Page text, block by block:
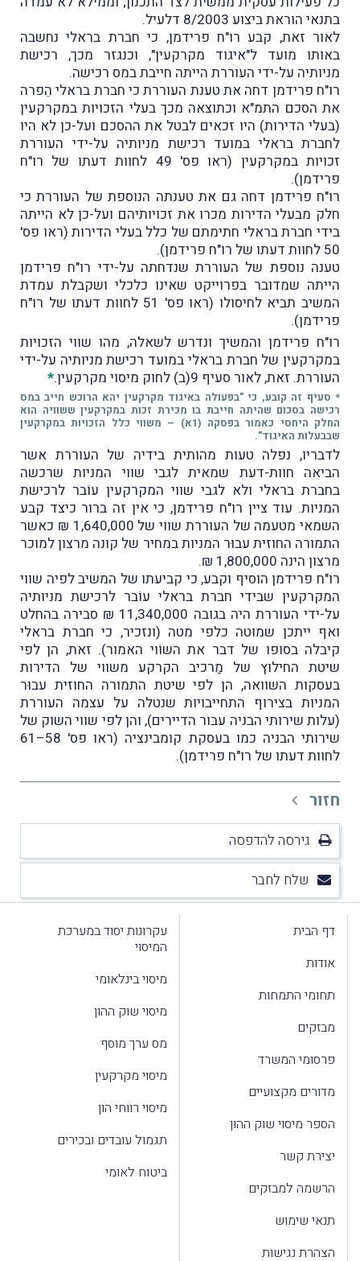
בתנאי הוראת ביצוע 8/2003 דלעיל.
לאור זאת, קבע רו"ח פרידמן, כי חברת בראלי נחשבה
באותו מועד ל"איגוד מקרקעין", וכנגזר מכך, רכישת
מניותיה על-ידי העוררת הייתה חייבת במס רכישה.
רו"ח פרידמן דחה את טענת העוררת כי חברת בראלי הֵפרה
את הסכם התמ"א וכתוצאה מכך בעלי הזכויות במקרקעין
(בעלי הדירות) היו זכאים לבטל את ההסכם ועל-כן לא היו
לחברת בראלי במועד רכישת מניותיה על-ידי העוררת
זכויות במקרקעין (ראו פס' 49 לחוות דעתו של רו"ח
פרידמן).
רו"ח פרידמן דחה גם את טענתה הנוספת של העוררת כי
חלק מבעלי הדירות מכרו את זכויותיהם ועל-כן לא הייתה
בידי חברת בראלי חתימתם של כלל בעלי הדירות (ראו פס'
50 לחוות דעתו של רו"ח פרידמן).
טענה נוספת של העוררת שנדחתה על-ידי רו"ח פרידמן
הייתה שמדובר בפרוייקט שאינו כלכלי ושקבלת עמדת
המשיב תביא לחיסולו (ראו פס' 51 לחוות דעתו של רו"ח
פרידמן).
רו"ח פרידמן והמשיך ונדרש לשאלה, מהו שווי הזכויות
במקרקעין של חברת בראלי במועד רכישת מניותיה על-ידי
העוררת. זאת, לאור סעיף 9(ב) לחוק מיסוי מקרקעין.
*
* סעיף זה קובע, כי "בפעולה באיגוד מקרקעין יהא הרוכש חייב במס
רכישה בסכום שהיתה חייבת בו מכירת זכות במקרקעין ששוויה הוא
החלק היחסי כאמור בפסקה (1א) – משווי כלל הזכויות במקרקעין
שבבעלות האיגוד".
לדבריו, נפלה טעות מהותית בידיה של העוררת אשר
הביאה חוות-דעת שמאית לגבי שווי המניות שרכשה
בחברת בראלי ולא לגבי שווי המקרקעין עוֹבר לרכישת
המניות. עוד ציין רו"ח פרידמן, כי אין זה ברור כיצד קבע
השמאי מטעמה של העוררת שווי של 1,640,000 ₪ כאשר
התמורה החוזית עבוּר המניות במחיר של קונה מרצון למוכר
מרצון הינה 1,800,000 ₪.
רו"ח פרידמן הוסיף וקבע, כי קביעתו של המשיב לפיה שווי
המקרקעין שבידי חברת בראלי עוֹבר לרכישת מניותיה
על-ידי העוררת היה בגובה 11,340,000 ₪ סבירה בהחלט
ואף ייתכן שמוּטה כלפי מטה (ונזכיר, כי חברת בראלי
קיבלה בסופו של דבר את השוֹוי האמור). זאת, הן לפי
שיטת החילוץ של מַרכיב הקרקע משווי של הדירות
בעסקות השוואה, הן לפי שיטת התמורה החוזית עבוּר
המניות בצירוף התחייבויות שנטלה על עצמה העוררת
(עלות שירותי הבניה עבור הדיירים), והן לפי שווי השוק של
שירותי הבניה כמו בעסקת קומבינציה (ראו פס' 58–61
לחוות דעתו של רו"ח פרידמן).
חזור
גירסה להדפסה
שלח לחבר
דף הבית
אודות
תחומי התמחות
מבזקים
פרסומי המשרד
מדורים מקצועיים
הספר מיסוי שוק ההון
יצירת קשר
הרשמה למבזקים
תנאי שימוש
הצהרת נגישות
עקרונות יסוד במערכת
המיסוי
מיסוי בינלאומי
מיסוי שוק ההון
מס ערך מוסף
מיסוי מקרקעין
מיסוי רווחי הון
תגמול עובדים ובכירים
ביטוח לאומי